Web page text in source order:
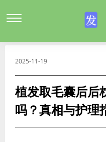
2025-11-19
植发取毛囊后后
吗？真相与护理